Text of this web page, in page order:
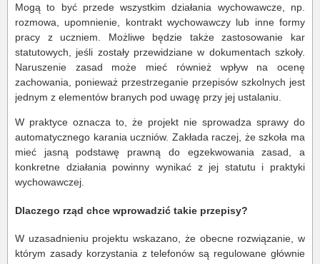
Mogą to być przede wszystkim działania wychowawcze, np.
rozmowa, upomnienie, kontrakt wychowawczy lub inne formy
pracy z uczniem. Możliwe będzie także zastosowanie kar
statutowych, jeśli zostały przewidziane w dokumentach szkoły.
Naruszenie zasad może mieć również wpływ na ocenę
zachowania, ponieważ przestrzeganie przepisów szkolnych jest
jednym z elementów branych pod uwagę przy jej ustalaniu.
W praktyce oznacza to, że projekt nie sprowadza sprawy do
automatycznego karania uczniów. Zakłada raczej, że szkoła ma
mieć jasną podstawę prawną do egzekwowania zasad, a
konkretne działania powinny wynikać z jej statutu i praktyki
wychowawczej.
Dlaczego rząd chce wprowadzić takie przepisy?
W uzasadnieniu projektu wskazano, że obecne rozwiązanie, w
którym zasady korzystania z telefonów są regulowane głównie